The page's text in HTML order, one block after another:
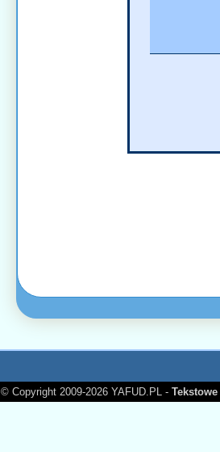
© Copyright 2009-2026 YAFUD.PL - Tekstowe